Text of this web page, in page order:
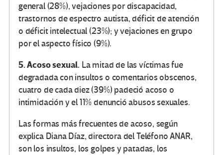
general (28%), vejaciones por discapacidad,
trastornos de espectro autista, déficit de atención
o déficit intelectual (23%); y vejaciones en grupo
por el aspecto físico (9%).
5. Acoso sexual. La mitad de las víctimas fue
degradada con insultos o comentarios obscenos,
cuatro de cada diez (39%) padeció acoso o
intimidación y el 11% denunció abusos sexuales.
Las formas más frecuentes de acoso, según
explica Diana Díaz, directora del Teléfono ANAR,
son los insultos, los golpes y patadas, los